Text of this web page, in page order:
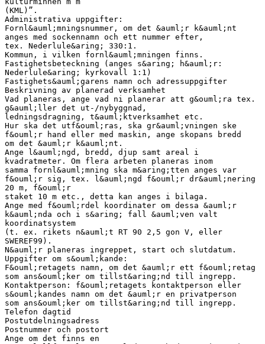
(KML)”.
Administrativa uppgifter:
Fornl&auml;mningsnummer, om det &auml;r k&auml;nt
anges med sockennamn och ett nummer efter,
tex. Nederlule&aring; 330:1.
Kommun, i vilken fornl&auml;mningen finns.
Fastighetsbeteckning (anges s&aring; h&auml;r:
Nederlule&aring; kyrkovall 1:1)
Fastighets&auml;garens namn och adressuppgifter
Beskrivning av planerad verksamhet
Vad planeras, ange vad ni planerar att g&ouml;ra tex.
g&auml;ller det ut-/nybyggnad,
ledningsdragning, t&auml;ktverksamhet etc.
Hur ska det utf&ouml;ras, ska gr&auml;vningen ske
f&ouml;r hand eller med maskin, ange skopans bredd
om det &auml;r k&auml;nt.
Ange l&auml;ngd, bredd, djup samt areal i
kvadratmeter. Om flera arbeten planeras inom
samma fornl&auml;mning ska m&aring;tten anges var
f&ouml;r sig, tex. l&auml;ngd f&ouml;r dr&auml;nering
20 m, f&ouml;r
staket 10 m etc., detta kan anges i bilaga.
Ange med f&ouml;rdel koordinater om dessa &auml;r
k&auml;nda och i s&aring; fall &auml;ven valt
koordinatsystem
(t. ex. rikets n&auml;t RT 90 2,5 gon V, eller
SWEREF99).
N&auml;r planeras ingreppet, start och slutdatum.
Uppgifter om s&ouml;kande:
F&ouml;retagets namn, om det &auml;r ett f&ouml;retag
som ans&ouml;ker om tillst&aring;nd till ingrepp.
Kontaktperson: f&ouml;retagets kontaktperson eller
s&ouml;kandes namn om det &auml;r en privatperson
som ans&ouml;ker om tillst&aring;nd till ingrepp.
Telefon dagtid
Postutdelningsadress
Postnummer och postort
Ange om det finns en